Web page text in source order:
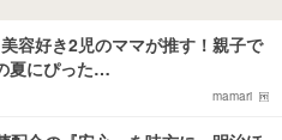
美容好き2児のママが推す！親子で
夏にぴった…
mamari